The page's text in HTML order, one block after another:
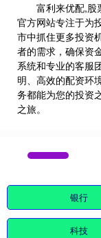
富利来优配,
官方网站专注于为
市中抓住更多投资
者的需求，确保资
系统和专业的客服
明、高效的配资环
务都能为您的投资
之旅。
银行
科技